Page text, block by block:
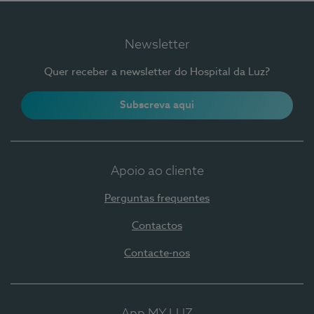
Newsletter
Quer receber a newsletter do Hospital da Luz?
Subscreva aqui
Apoio ao cliente
Perguntas frequentes
Contactos
Contacte-nos